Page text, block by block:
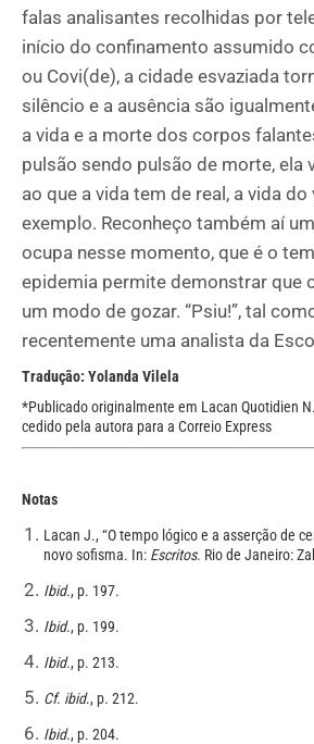
falas analisantes recolhidas por
início do confinamento assumido
ou Covi(de), a cidade esvaziada
silêncio e a ausência são
a vida e a morte dos corpos
pulsão sendo pulsão de morte, ela
ao que a vida tem de real, a vida do
exemplo. Reconheço também aí
ocupa nesse momento, que é o
epidemia permite demonstrar que
um modo de gozar. “Psiu!”, tal
recentemente uma analista da
Tradução: Yolanda Vilela
*Publicado originalmente em Lacan Quotidien
cedido pela autora para a Correio Express
Notas
Lacan J., “O tempo lógico e a asserção de
novo sofisma. In: Escritos. Rio de Janeiro:
Ibid., p. 197.
Ibid., p. 199.
Ibid., p. 213.
Cf. ibid., p. 212.
Ibid., p. 204.